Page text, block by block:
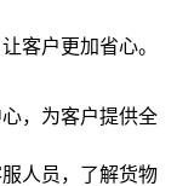
客户更加省心。
，为客户提供全
人员，了解货物